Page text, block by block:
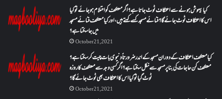
کیا بیہوش ہونے سے اعتکاف ٹوٹ جاتا ہے؟ اگر معتکف کو احتلام ہو جائے تو کیا
اس کا اعتکاف ٹوٹ جائے گا؟فنائے مسجد کسے کہتے ہیں ، اور کیا معتکف فنائے مسجد
میں جا سکتا ہے؟
October 21, 2021
کیا معتکف اعتکاف کے دوران مسجد کے اندر ضرورتاً دنیوی بات چیت کر سکتا ہے؟
معتکف کن حاجات کی بنا پر مسجد سے نکل سکتا ہے؟ اگر کسی وجہ سے معتکف کا روزہ
ٹوٹ گیا تو کیا اس کا اعتکاف بھی ٹوٹ جائے گا؟
October 21, 2021